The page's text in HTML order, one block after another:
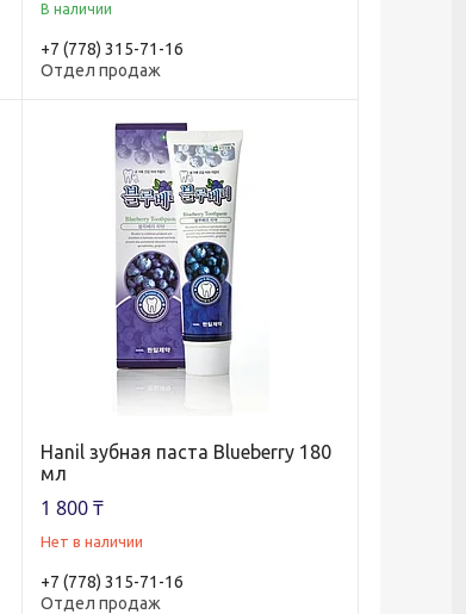
В наличии
+7 (778) 315-71-16
Отдел продаж
Hanil зубная паста Blueberry 180
мл
1 800 ₸
Нет в наличии
+7 (778) 315-71-16
Отдел продаж